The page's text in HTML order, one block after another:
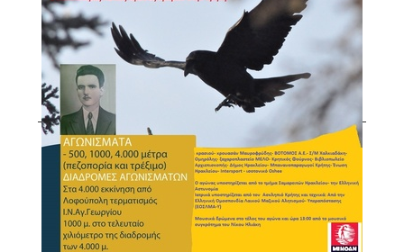
ΔΗΜΟΣ
ΠΟΛΙΤΙΣΜΟΣ
ΑΝΘΕΚΤΙΚΗ